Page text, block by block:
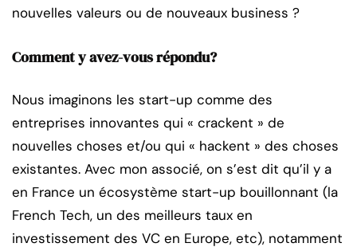
nouvelles valeurs ou de nouveaux business ?
Comment y avez-vous répondu?
Nous imaginons les start-up comme des
entreprises innovantes qui « crackent » de
nouvelles choses et/ou qui « hackent » des choses
existantes. Avec mon associé, on s’est dit qu’il y a
en France un écosystème start-up bouillonnant (la
French Tech, un des meilleurs taux en
investissement des VC en Europe, etc), notamment